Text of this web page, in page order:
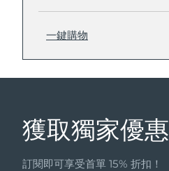
一鍵購物
獲取獨家優惠
訂閱即可享受首單 15% 折扣！